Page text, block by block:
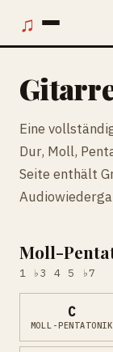
♫
Eine
Dur, Moll,
Seite enthält
Moll-
1 ♭3 4 5 ♭7
C
MOLL-PENTATONIK